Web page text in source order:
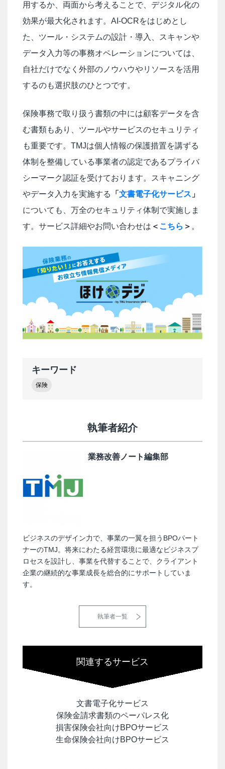
用するか、両面から考えることで、デジタル化の
効果が最大化されます。AI-OCRをはじめとし
た、ツール・システムの設計・導入、スキャンや
データ入力等の事務オペレーションについては、
自社だけでなく外部のノウハウやリソースを活用
するのも選択肢のひとつです。
保険事務で取り扱う書類の中には顧客データを含
む書類もあり、ツールやサービスのセキュリティ
も重要です。TMJは個人情報の保護措置を講ずる
体制を整備している事業者の認定であるプライバ
シーマーク認証を受けております。スキャニング
やデータ入力を実施する
「 文書電子化サービス 」
についても、万全のセキュリティ体制で実施しま
す。サービス詳細やお問い合わせは ＜ こちら ＞ 。
キーワード
保険
執筆者紹介
業務改善ノート編集部
ビジネスのデザイン力で、事業の一翼を担うBPOパート
ナーのTMJ。将来にわたる経営環境に最適なビジネスプ
ロセスを設計し、事業を代替することで、クライアント
企業の継続的な事業成長を総合的にサポートしていま
す。
執筆者一覧
関連するサービス
文書電子化サービス
保険金請求書類のペーパレス化
損害保険会社向けBPOサービス
生命保険会社向けBPOサービス